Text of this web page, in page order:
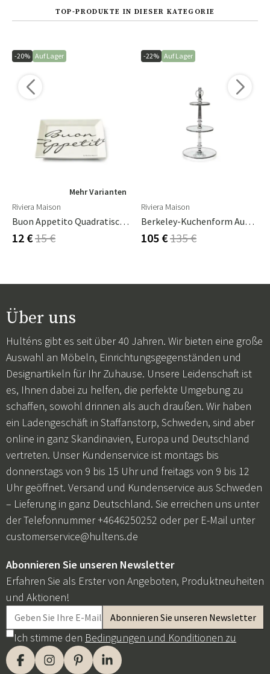
TOP-PRODUKTE IN DIESER KATEGORIE
-20% Auf Lager
Mehr Varianten
Riviera Maison
Buon Appetito Quadratischer Teller 18 X 18 Cm
12 €15 €
-22% Auf Lager
Riviera Maison
Berkeley-Kuchenform Aus Glas – 3 Etagen
105 €135 €
Über uns
Hulténs gibt es seit über 40 Jahren. Wir bieten eine große
Auswahl an Möbeln, Einrichtungsgegenständen und
Designartikeln für Ihr Zuhause. Unsere Leidenschaft ist
es, Ihnen dabei zu helfen, die perfekte Umgebung zu
schaffen, sowohl drinnen als auch draußen. Wir haben
ein Ladengeschäft in Staffanstorp, Schweden, sind aber
online in ganz Skandinavien, Europa und Deutschland
vertreten. Unser Kundenservice ist montags bis
donnerstags von 9 bis 15 Uhr und freitags von 9 bis 12
Uhr geöffnet. Versand und Kundenservice aus Schweden
– Lieferung in ganz Deutschland. Sie erreichen uns unter
der Telefonnummer +4646250252 oder per E-Mail unter
customerservice@hultens.de
Abonnieren Sie unseren Newsletter
Erfahren Sie als Erster von Angeboten, Produktneuheiten
und Aktionen!
Ich stimme den Bedingungen und Konditionen zu